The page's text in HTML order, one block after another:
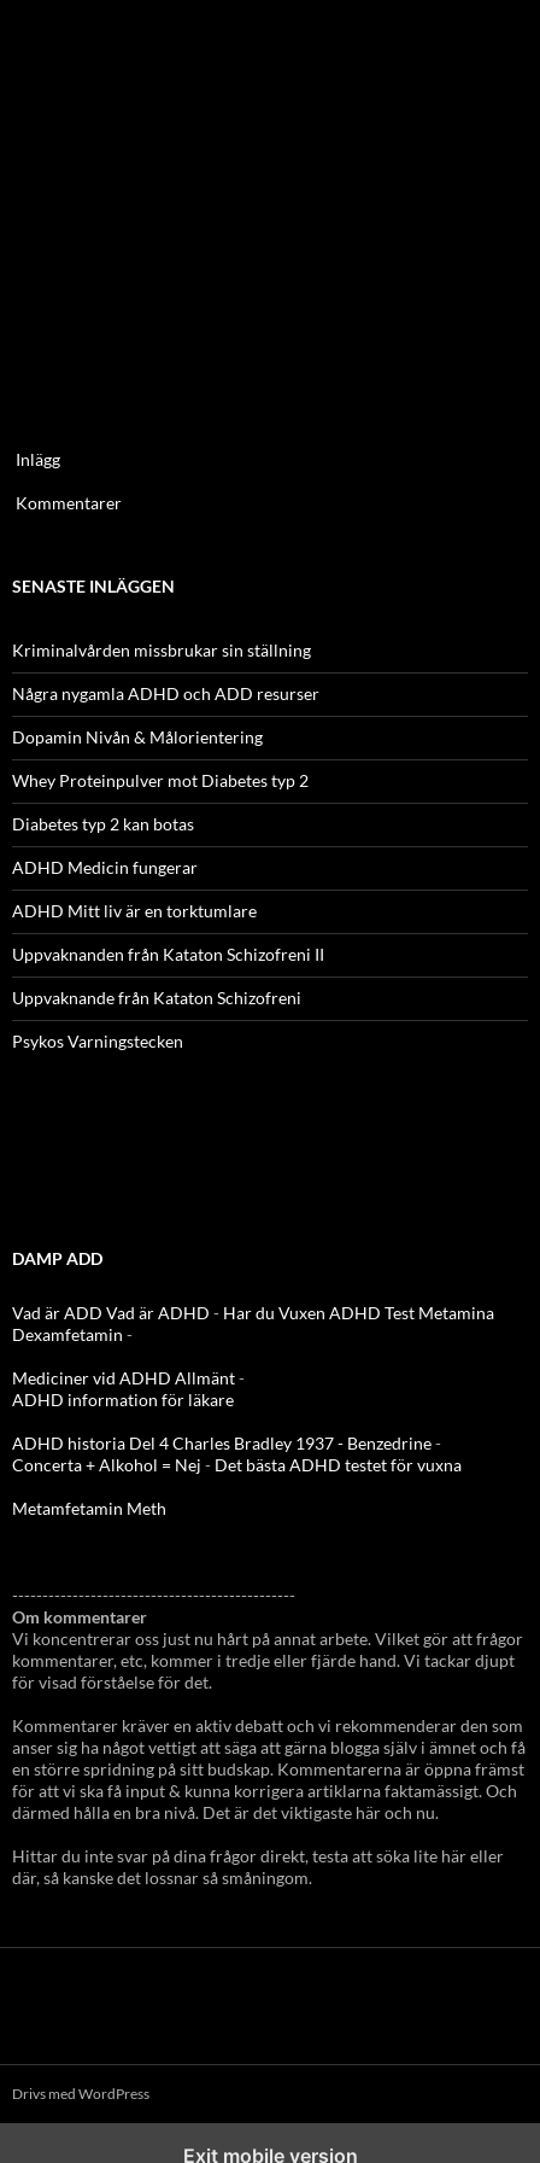
Inlägg
Kommentarer
SENASTE INLÄGGEN
Kriminalvården missbrukar sin ställning
Några nygamla ADHD och ADD resurser
Dopamin Nivån & Målorientering
Whey Proteinpulver mot Diabetes typ 2
Diabetes typ 2 kan botas
ADHD Medicin fungerar
ADHD Mitt liv är en torktumlare
Uppvaknanden från Kataton Schizofreni II
Uppvaknande från Kataton Schizofreni
Psykos Varningstecken
DAMP ADD
Vad är ADD Vad är ADHD - Har du Vuxen ADHD Test Metamina
Dexamfetamin -
Mediciner vid ADHD Allmänt-
ADHD information för läkare
ADHD historia Del 4 Charles Bradley 1937 - Benzedrine-
Concerta + Alkohol = Nej - Det bästa ADHD testet för vuxna
Metamfetamin Meth
-----------------------------------------------
Om kommentarer
Vi koncentrerar oss just nu hårt på annat arbete. Vilket gör att frågor
kommentarer, etc, kommer i tredje eller fjärde hand. Vi tackar djupt
för visad förståelse för det.
Kommentarer kräver en aktiv debatt och vi rekommenderar den som
anser sig ha något vettigt att säga att gärna blogga själv i ämnet och få
en större spridning på sitt budskap. Kommentarerna är öppna främst
för att vi ska få input & kunna korrigera artiklarna faktamässigt. Och
därmed hålla en bra nivå. Det är det viktigaste här och nu.
Hittar du inte svar på dina frågor direkt, testa att söka lite här eller
där, så kanske det lossnar så småningom.
Drivs med WordPress
Exit mobile version